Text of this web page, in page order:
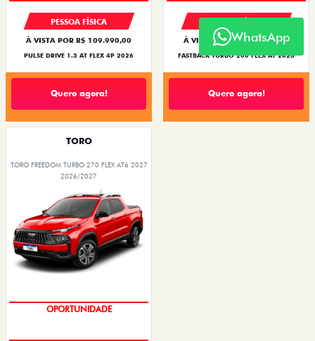
PESSOA FÍSICA
À VISTA POR R$ 109.990,00
PULSE DRIVE 1.3 AT FLEX 4P 2026
Quero agora!
À VISTA POR R$ 119.990,00
FASTBACK TURBO 200 FLEX AT 2026
Quero agora!
TORO
TORO FREEDOM TURBO 270 FLEX AT6 2027
2026/2027
OPORTUNIDADE
WhatsApp